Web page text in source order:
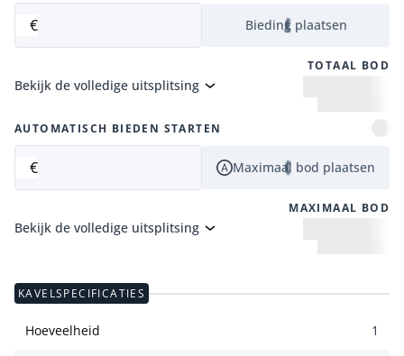
€ Bieding plaatsen
TOTAAL BOD
Bekijk de volledige uitsplitsing
AUTOMATISCH BIEDEN STARTEN
€ Maximaal bod plaatsen
MAXIMAAL BOD
Bekijk de volledige uitsplitsing
KAVELSPECIFICATIES
Hoeveelheid 1